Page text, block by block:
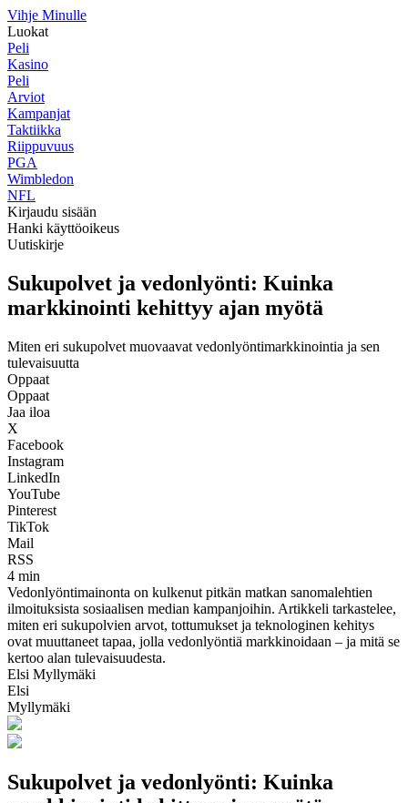
Vihje Minulle
Luokat
Peli
Kasino
Peli
Arviot
Kampanjat
Taktiikka
Riippuvuus
PGA
Wimbledon
NFL
Kirjaudu sisään
Hanki käyttöoikeus
Uutiskirje
Sukupolvet ja vedonlyönti: Kuinka
markkinointi kehittyy ajan myötä
Miten eri sukupolvet muovaavat vedonlyöntimarkkinointia ja sen
tulevaisuutta
Oppaat
Oppaat
Jaa iloa
X
Facebook
Instagram
LinkedIn
YouTube
Pinterest
TikTok
Mail
RSS
4 min
Vedonlyöntimainonta on kulkenut pitkän matkan sanomalehtien
ilmoituksista sosiaalisen median kampanjoihin. Artikkeli tarkastelee,
miten eri sukupolvien arvot, tottumukset ja teknologinen kehitys
ovat muuttaneet tapaa, jolla vedonlyöntiä markkinoidaan – ja mitä se
kertoo alan tulevaisuudesta.
Elsi Myllymäki
Elsi
Myllymäki
Sukupolvet ja vedonlyönti: Kuinka